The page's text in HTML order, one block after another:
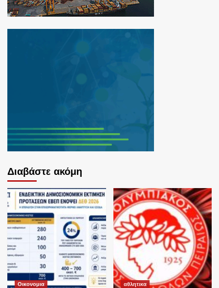
Διαβάστε ακόμη
Οικονομια αθλητικα